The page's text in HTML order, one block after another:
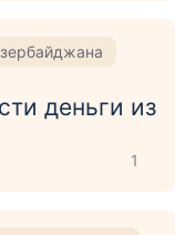
деньги из
1